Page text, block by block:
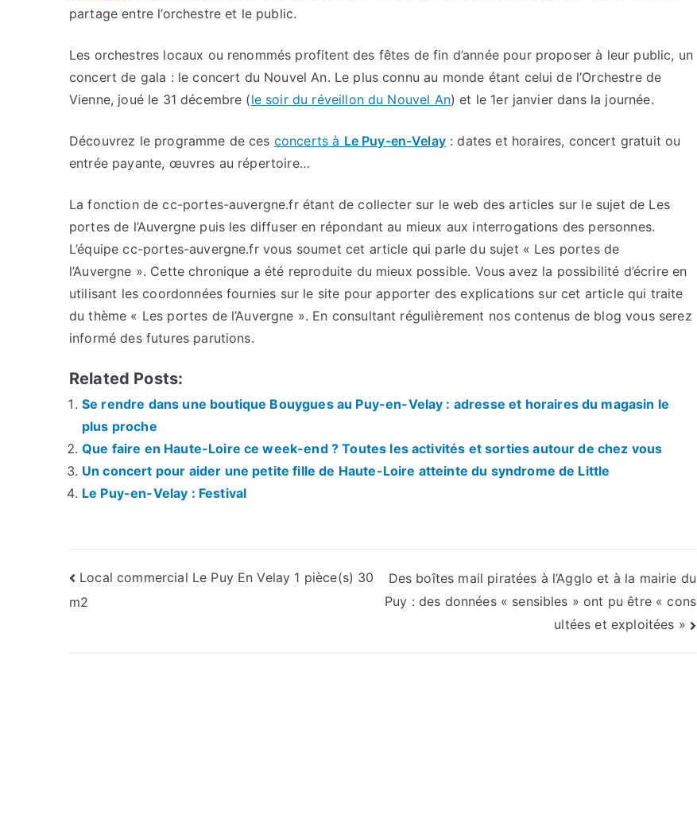
partage entre l’orchestre et le public.
Les orchestres locaux ou renommés profitent des fêtes de fin d’année pour proposer à leur public, un
concert de gala : le concert du Nouvel An. Le plus connu au monde étant celui de l’Orchestre de
Vienne, joué le 31 décembre (le soir du réveillon du Nouvel An) et le 1er janvier dans la journée.
Découvrez le programme de ces concerts à Le Puy-en-Velay: dates et horaires, concert gratuit ou
entrée payante, œuvres au répertoire…
La fonction de cc-portes-auvergne.fr étant de collecter sur le web des articles sur le sujet de Les
portes de l’Auvergne puis les diffuser en répondant au mieux aux interrogations des personnes.
L’équipe cc-portes-auvergne.fr vous soumet cet article qui parle du sujet « Les portes de
l’Auvergne ». Cette chronique a été reproduite du mieux possible. Vous avez la possibilité d’écrire en
utilisant les coordonnées fournies sur le site pour apporter des explications sur cet article qui traite
du thème « Les portes de l’Auvergne ». En consultant régulièrement nos contenus de blog vous serez
informé des futures parutions.
Related Posts:
Se rendre dans une boutique Bouygues au Puy-en-Velay : adresse et horaires du magasin le
plus proche
Que faire en Haute-Loire ce week-end ? Toutes les activités et sorties autour de chez vous
Un concert pour aider une petite fille de Haute-Loire atteinte du syndrome de Little
Le Puy-en-Velay : Festival
Navigation
de
l’article
Local commercial Le Puy En Velay 1 pièce(s) 30
m2
Des boîtes mail piratées à l’Agglo et à la mairie du
Puy : des données « sensibles » ont pu être « cons
ultées et exploitées »